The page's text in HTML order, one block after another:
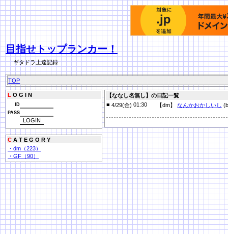
目指せトップランカー！
ギタドラ上達記録
TOP
L O G I N
ID
PASS
C A T E G O R Y
・dm（223）
・GF（90）
【ななし名無し】の日記一覧
■ 4/29(金) 01:30 【dm】 なんかおかしいし